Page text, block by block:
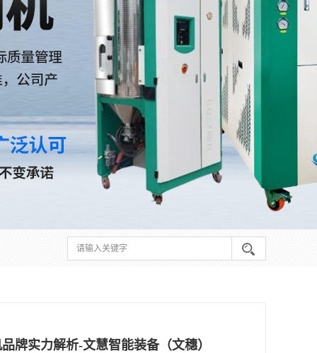
牌实力解析-文慧智能装备（文穗）